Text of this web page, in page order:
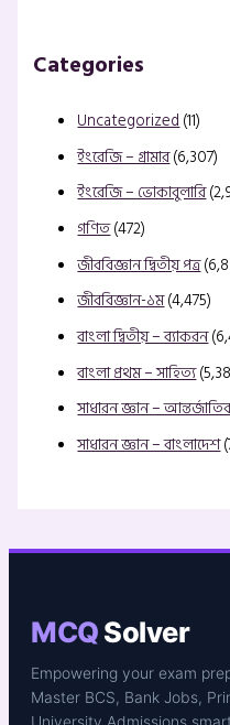
Categories
Uncategorized(11)
ইংরেজি – গ্রামার(6,307)
ইংরেজি – ভোকাবুলারি
গণিত(472)
জীববিজ্ঞান দ্বিতীয় পত্র
জীববিজ্ঞান-১ম(4,475)
বাংলা দ্বিতীয় – ব্যাকরন
বাংলা প্রথম – সাহিত্য
সাধারন জ্ঞান –
সাধারন জ্ঞান – বাংলাদেশ
MCQSolver
Empowering your exam
Master BCS, Bank Jobs,